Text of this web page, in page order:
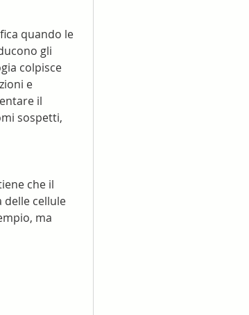
quando le
gli
colpisce
e
il
sospetti,
che il
delle cellule
ma